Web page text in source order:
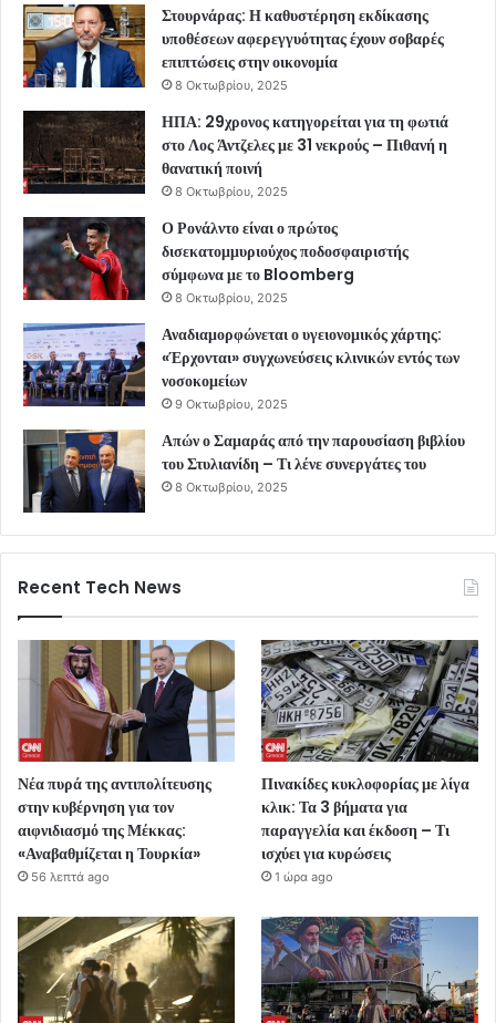
Στουρνάρας: Η καθυστέρηση εκδίκασης
υποθέσεων αφερεγγυότητας έχουν σοβαρές
επιπτώσεις στην οικονομία
8 Οκτωβρίου, 2025
ΗΠΑ: 29χρονος κατηγορείται για τη φωτιά
στο Λος Άντζελες με 31 νεκρούς – Πιθανή η
θανατική ποινή
8 Οκτωβρίου, 2025
Ο Ρονάλντο είναι ο πρώτος
δισεκατομμυριούχος ποδοσφαιριστής
σύμφωνα με το Bloomberg
8 Οκτωβρίου, 2025
Αναδιαμορφώνεται ο υγειονομικός χάρτης:
«Έρχονται» συγχωνεύσεις κλινικών εντός των
νοσοκομείων
9 Οκτωβρίου, 2025
Απών ο Σαμαράς από την παρουσίαση βιβλίου
του Στυλιανίδη – Τι λένε συνεργάτες του
8 Οκτωβρίου, 2025
Recent Tech News
Νέα πυρά της αντιπολίτευσης
στην κυβέρνηση για τον
αιφνιδιασμό της Μέκκας:
«Αναβαθμίζεται η Τουρκία»
56 λεπτά ago
Πινακίδες κυκλοφορίας με λίγα
κλικ: Τα 3 βήματα για
παραγγελία και έκδοση – Τι
ισχύει για κυρώσεις
1 ώρα ago